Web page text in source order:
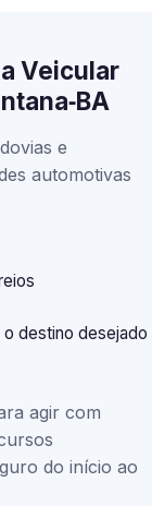
Veicular
e
automotivas
destino desejado
agir com
do início ao